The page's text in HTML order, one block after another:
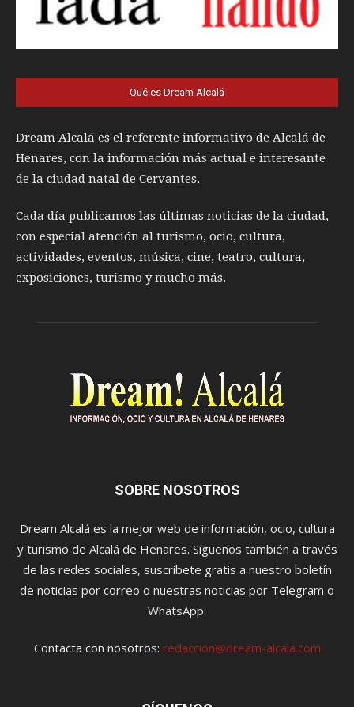
Qué es Dream Alcalá
Dream Alcalá es el referente informativo de Alcalá de
Henares, con la información más actual e interesante
de la ciudad natal de Cervantes.
Cada día publicamos las últimas noticias de la ciudad,
con especial atención al turismo, ocio, cultura,
actividades, eventos, música, cine, teatro, cultura,
exposiciones, turismo y mucho más.
SOBRE NOSOTROS
Dream Alcalá es la mejor web de información, ocio, cultura
y turismo de Alcalá de Henares. Síguenos también a través
de las redes sociales, suscríbete gratis a nuestro boletín
de noticias por correo o nuestras noticias por Telegram o
WhatsApp.
Contacta con nosotros: redaccion@dream-alcala.com